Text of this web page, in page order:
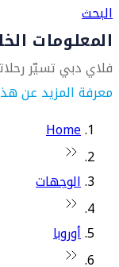
البحث
المعلومات
فلاي دبي تسيّر
معرفة المزيد عن
Home
الوجهات
أوروبا